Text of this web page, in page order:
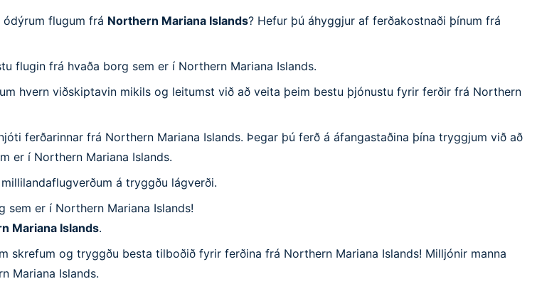
flugum frá Northern Mariana Islands? Hefur þú áhyggjur af ferðakostnaði þínum frá
flugin frá hvaða borg sem er í Northern Mariana Islands.
hvern viðskiptavin mikils og leitumst við að veita þeim bestu þjónustu fyrir ferðir frá Northern
ferðarinnar frá Northern Mariana Islands. Þegar þú ferð á áfangastaðina þína tryggjum við að
er í Northern Mariana Islands.
á tryggðu lágverði.
er í Northern Mariana Islands!
Mariana Islands.
skrefum og tryggðu besta tilboðið fyrir ferðina frá Northern Mariana Islands! Milljónir manna
Mariana Islands.